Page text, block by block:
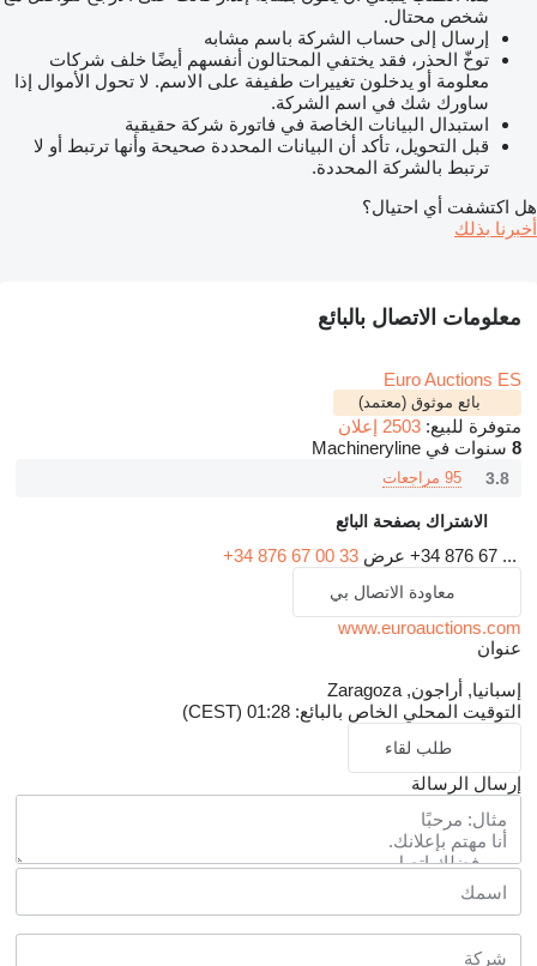
شخص محتال.
إرسال إلى حساب الشركة باسم مشابه
توخّ الحذر، فقد يختفي المحتالون أنفسهم أيضًا خلف شركات
معلومة أو يدخلون تغييرات طفيفة على الاسم. لا تحول الأموال إذا
ساورك شك في اسم الشركة.
استبدال البيانات الخاصة في فاتورة شركة حقيقية
قبل التحويل، تأكد أن البيانات المحددة صحيحة وأنها ترتبط أو لا
ترتبط بالشركة المحددة.
هل اكتشفت أي احتيال؟
أخبرنا بذلك
معلومات الاتصال بالبائع
Euro Auctions ES
بائع موثوق (معتمد)
متوفرة للبيع: 2503 إعلان
8 سنوات في Machineryline
3.8 95 مراجعات
الاشتراك بصفحة البائع
+34 876 67 ... عرض +34 876 67 00 33
معاودة الاتصال بي
www.euroauctions.com
عنوان
إسبانيا, أراجون, Zaragoza
التوقيت المحلي الخاص بالبائع: 01:28 (CEST)
طلب لقاء
إرسال الرسالة